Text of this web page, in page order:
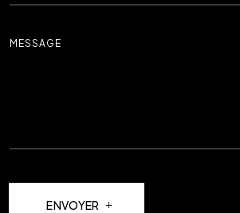
ENVOYER